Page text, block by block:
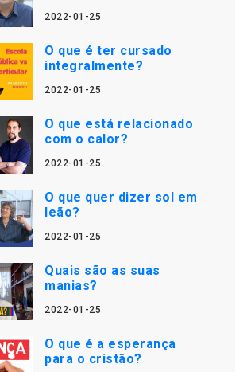
2022-01-25
O que é ter cursado
integralmente?
2022-01-25
O que está relacionado
com o calor?
2022-01-25
O que quer dizer sol em
leão?
2022-01-25
Quais são as suas
manias?
2022-01-25
O que é a esperança
para o cristão?